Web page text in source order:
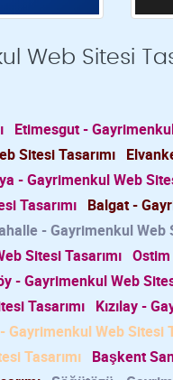
Web Sitesi
Etimesgut -
Sitesi Tasarımı
- Gayrimenkul Web
Tasarımı Balgat -
- Gayrimenkul Web
Sitesi Tasarımı
- Gayrimenkul Web
Tasarımı Kızılay -
Gayrimenkul Web Sitesi
Tasarımı Başkent